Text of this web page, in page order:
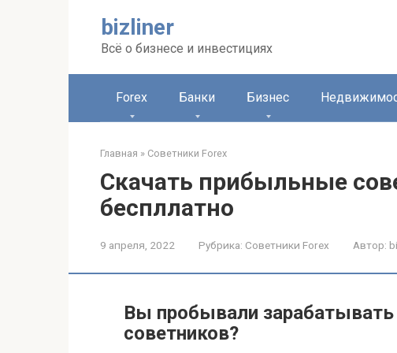
bizliner
Всё о бизнесе и инвестициях
Forex Банки Бизнес
Главная » Советники Forex
Скачать прибыльные
беспллатно
9 апреля, 2022 Рубрика: Советники Forex Автор:
Вы пробывали
советников?